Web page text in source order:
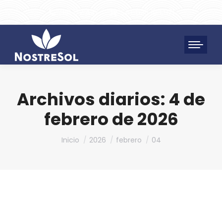
Archivos diarios: 4 de
febrero de 2026
Estás aquí:
Inicio 2026 febrero 04